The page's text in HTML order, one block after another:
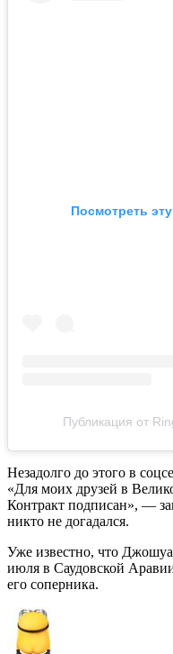
Посмотреть
Публикация от
Незадолго до этого в
«Для моих друзей в
Контракт подписан», —
никто не догадался.
Уже известно, что
июля в Саудовской
его соперника.